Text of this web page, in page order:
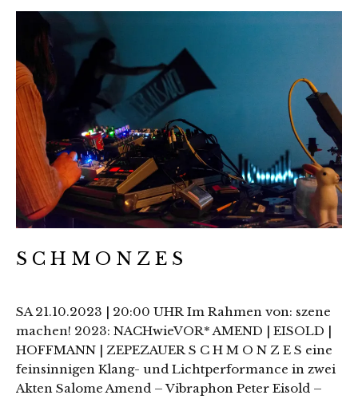
S C H M O N Z E S
SA 21.10.2023 | 20:00 UHR Im Rahmen von: szene
machen! 2023: NACHwieVOR* AMEND | EISOLD |
HOFFMANN | ZEPEZAUER S C H M O N Z E S eine
feinsinnigen Klang- und Lichtperformance in zwei
Akten Salome Amend – Vibraphon Peter Eisold –